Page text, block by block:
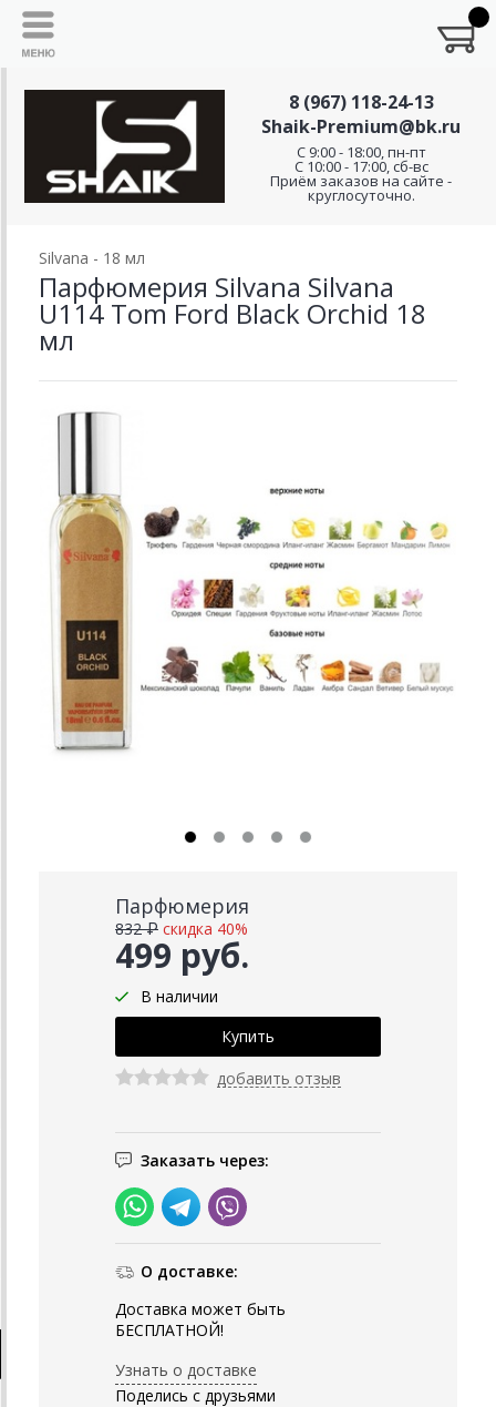
8 (967) 118-24-13
Shaik-Premium@bk.ru
C 9:00 - 18:00, пн-пт
С 10:00 - 17:00, сб-вс
Приём заказов на сайте -
круглосуточно.
Silvana - 18 мл
Парфюмерия Silvana Silvana
U114 Tom Ford Black Orchid 18
мл
Парфюмерия
499 руб.
832 ₽ скидка 40%
В наличии
добавить отзыв
Заказать через:
О доставке:
Доставка может быть
БЕСПЛАТНОЙ!
Узнать о доставке
Поделись с друзьями